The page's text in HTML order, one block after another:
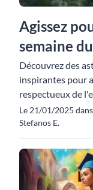
Agissez
semaine
Découvrez des
inspirantes pour
respectueux de
Le 21/01/2025
Stefanos E.